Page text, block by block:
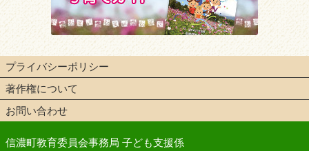
プライバシーポリシー
著作権について
お問い合わせ
信濃町教育委員会事務局 子ども支援係